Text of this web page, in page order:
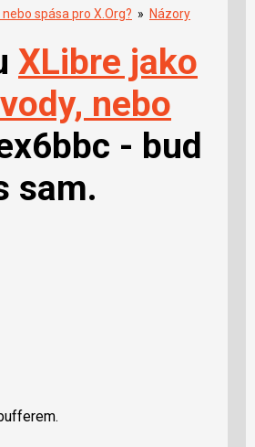
spása pro X.Org? » Názory
XLibre jako
nebo
- bud
sam.